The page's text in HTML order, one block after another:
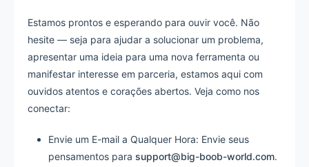
Estamos prontos e esperando para ouvir você. Não
hesite — seja para ajudar a solucionar um problema,
apresentar uma ideia para uma nova ferramenta ou
manifestar interesse em parceria, estamos aqui com
ouvidos atentos e corações abertos. Veja como nos
conectar:
Envie um E-mail a Qualquer Hora: Envie seus
pensamentos para support@big-boob-world.com.